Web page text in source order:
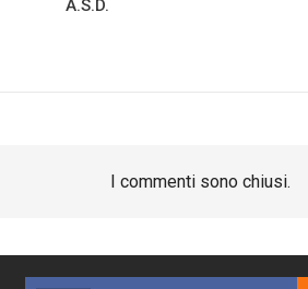
A.S.D.
I commenti sono chiusi.